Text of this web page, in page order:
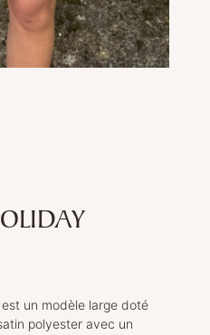
un modèle large doté
polyester avec un